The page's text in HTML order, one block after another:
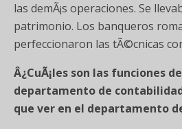
las demÃ¡s operaciones. Se
patrimonio. Los banqueros
perfeccionaron las tÃ©cnicas
Â¿CuÃ¡les son las funciones
departamento de
que ver en el departamento